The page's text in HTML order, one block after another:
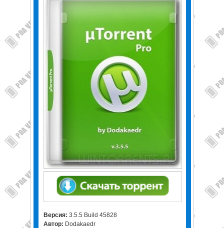
Версия: 3.5.5 Build 45828
Автор: Dodakaedr